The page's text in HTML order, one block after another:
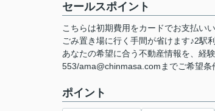
セールスポイント
こちらは初期費用をカードでお支払い
ごみ置き場に行く手間が省けます♪2駅
あなたの希望に合う不動産情報を、経
553/ama@chinmasa.comまでご希望
ポイント